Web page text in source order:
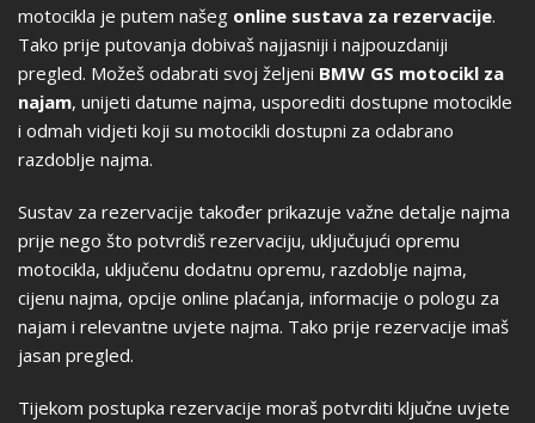
motocikla je putem našeg online sustava za rezervacije.
Tako prije putovanja dobivaš najjasniji i najpouzdaniji
pregled. Možeš odabrati svoj željeni BMW GS motocikl za
najam, unijeti datume najma, usporediti dostupne motocikle
i odmah vidjeti koji su motocikli dostupni za odabrano
razdoblje najma.
Sustav za rezervacije također prikazuje važne detalje najma
prije nego što potvrdiš rezervaciju, uključujući opremu
motocikla, uključenu dodatnu opremu, razdoblje najma,
cijenu najma, opcije online plaćanja, informacije o pologu za
najam i relevantne uvjete najma. Tako prije rezervacije imaš
jasan pregled.
Tijekom postupka rezervacije moraš potvrditi ključne uvjete